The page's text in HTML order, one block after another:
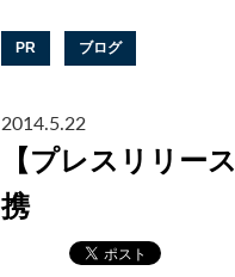
PR ブログ
2014.5.22
【プレスリリ
携